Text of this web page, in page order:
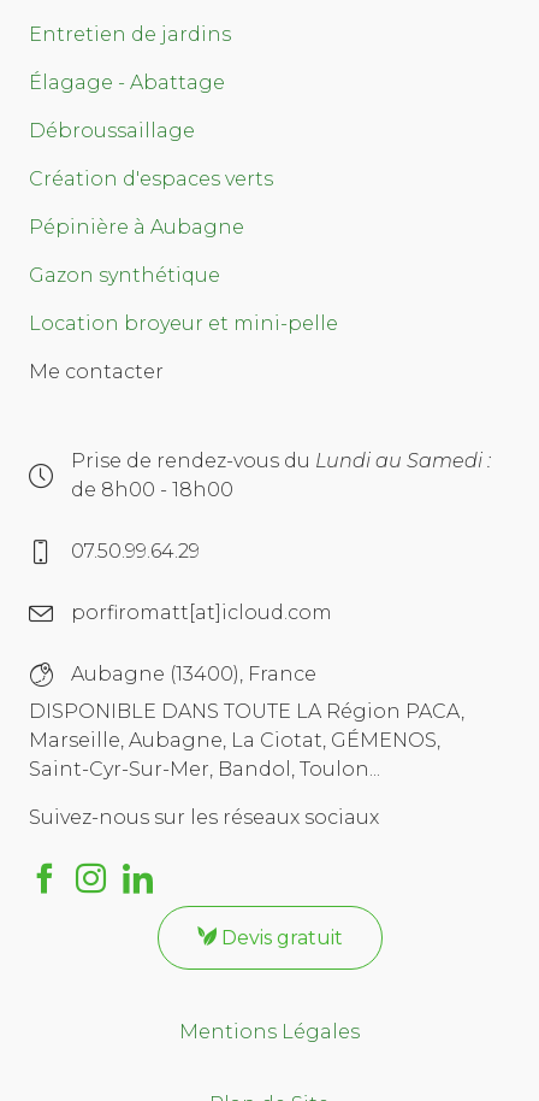
Entretien de jardins
Élagage - Abattage
Débroussaillage
Création d'espaces verts
Pépinière à Aubagne
Gazon synthétique
Location broyeur et mini-pelle
Me contacter
Prise de rendez-vous du Lundi au Samedi :
de 8h00 - 18h00
07.50.99.64.29
porfiromatt[at]icloud.com
Aubagne (13400), France
DISPONIBLE DANS TOUTE LA Région PACA,
Marseille, Aubagne, La Ciotat, GÉMENOS,
Saint-Cyr-Sur-Mer, Bandol, Toulon...
Suivez-nous sur les réseaux sociaux
Devis gratuit
Mentions Légales